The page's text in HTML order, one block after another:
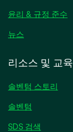
림
윤리 & 규정 준수
뉴스
서
열
림
리소스 및 교육
솔벤텀 스토리
솔벤텀
SDS 검색